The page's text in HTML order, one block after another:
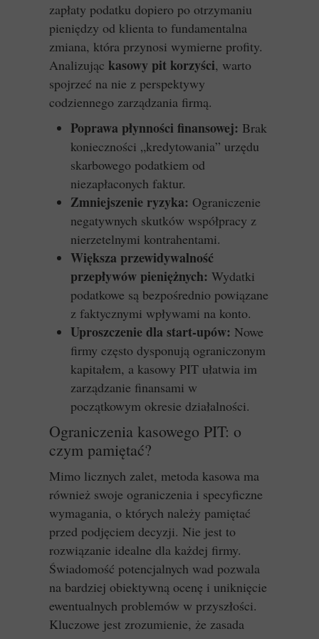
zapłaty podatku dopiero po otrzymaniu
pieniędzy od klienta to fundamentalna
zmiana, która przynosi wymierne profity.
Analizując kasowy pit korzyści, warto
spojrzeć na nie z perspektywy
codziennego zarządzania firmą.
Poprawa płynności finansowej: Brak
konieczności „kredytowania” urzędu
skarbowego podatkiem od
niezapłaconych faktur.
Zmniejszenie ryzyka: Ograniczenie
negatywnych skutków współpracy z
nierzetelnymi kontrahentami.
Większa przewidywalność
przepływów pieniężnych: Wydatki
podatkowe są bezpośrednio powiązane
z faktycznymi wpływami na konto.
Uproszczenie dla start-upów: Nowe
firmy często dysponują ograniczonym
kapitałem, a kasowy PIT ułatwia im
zarządzanie finansami w
początkowym okresie działalności.
Ograniczenia kasowego PIT: o
czym pamiętać?
Mimo licznych zalet, metoda kasowa ma
również swoje ograniczenia i specyficzne
wymagania, o których należy pamiętać
przed podjęciem decyzji. Nie jest to
rozwiązanie idealne dla każdej firmy.
Świadomość potencjalnych wad pozwala
na bardziej obiektywną ocenę i uniknięcie
ewentualnych problemów w przyszłości.
Kluczowe jest zrozumienie, że zasada